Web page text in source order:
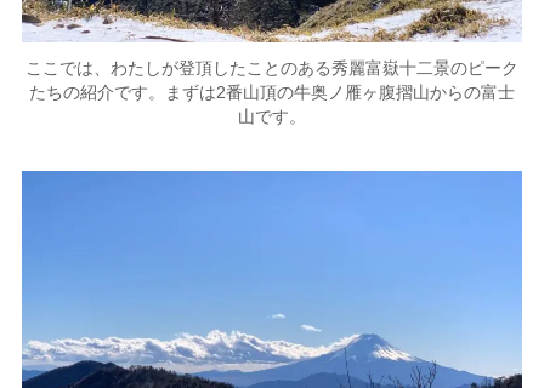
ここでは、わたしが登頂したことのある秀麗富嶽十二景のピーク
たちの紹介です。まずは2番山頂の牛奥ノ雁ヶ腹摺山からの富士
山です。